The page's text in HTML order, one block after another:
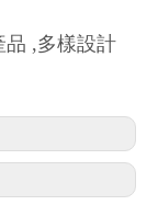
品 ,多樣設計